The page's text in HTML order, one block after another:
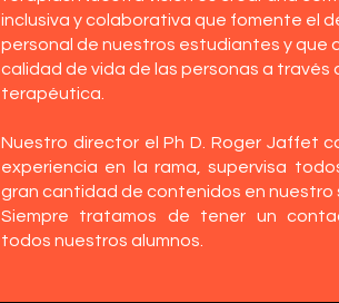
inclusiva y colaborativa que fomente el
personal de nuestros estudiantes y que
calidad de vida de las personas a través
terapéutica.
Nuestro director el Ph D. Roger Jaffet
experiencia en la rama, supervisa
gran cantidad de contenidos en nuestro
Siempre tratamos de tener un
todos nuestros alumnos.